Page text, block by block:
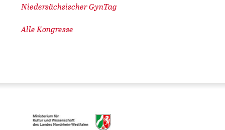
Niedersächsischer GynTag
Alle Kongresse